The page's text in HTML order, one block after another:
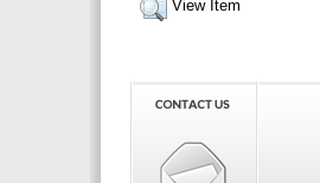
View Item